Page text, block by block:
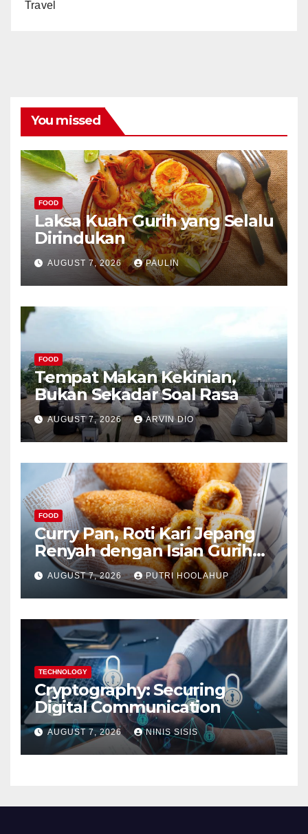
Travel
You missed
FOOD
Laksa Kuah Gurih yang Selalu
Dirindukan
AUGUST 7, 2026 PAULIN
FOOD
Tempat Makan Kekinian,
Bukan Sekadar Soal Rasa
AUGUST 7, 2026 ARVIN DIO
FOOD
Curry Pan, Roti Kari Jepang
Renyah dengan Isian Gurih
Menggoda
AUGUST 7, 2026 PUTRI HOOLAHUP
TECHNOLOGY
Cryptography: Securing
Digital Communication
AUGUST 7, 2026 NINIS SISIS